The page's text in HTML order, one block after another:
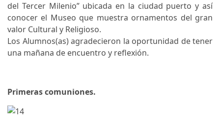
del Tercer Milenio” ubicada en la ciudad puerto y así
conocer el Museo que muestra ornamentos del gran
valor Cultural y Religioso.
Los Alumnos(as) agradecieron la oportunidad de tener
una mañana de encuentro y reflexión.
Primeras comuniones.